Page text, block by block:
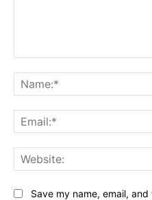
Save my name, email,